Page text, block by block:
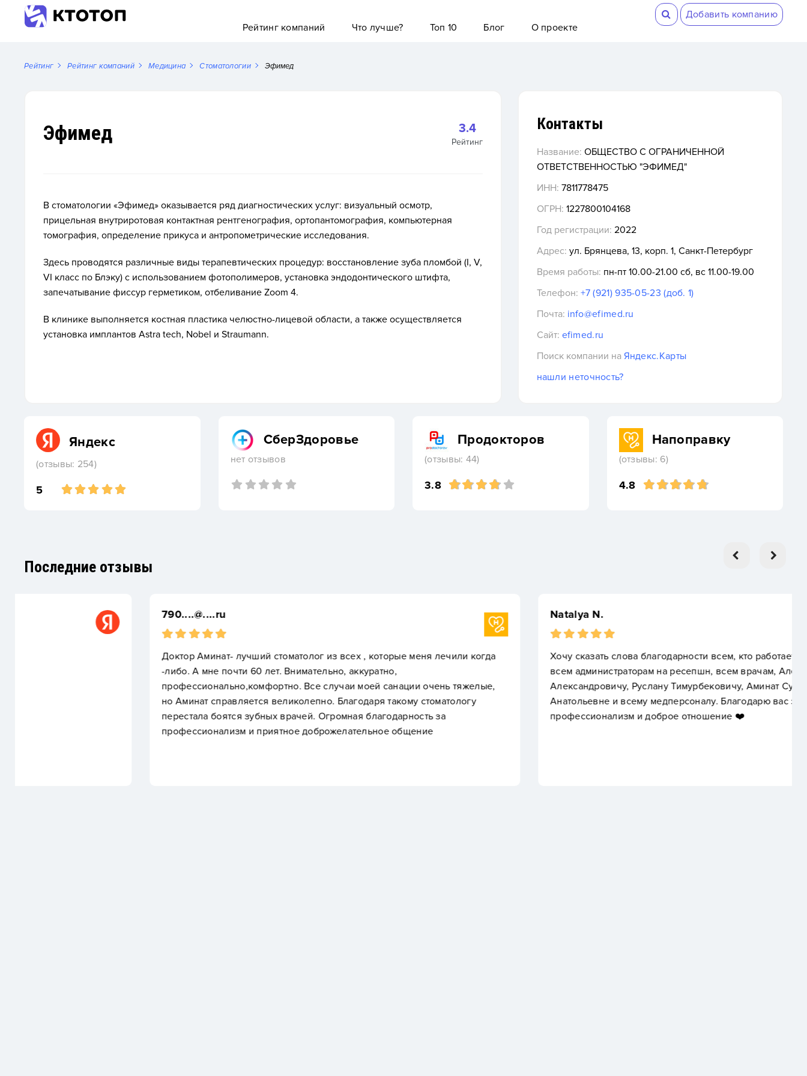
Добавить компанию
Рейтинг компаний
Что лучше? Топ 10 Блог О проекте
Рейтинг Рейтинг компаний Медицина Стоматологии Эфимед
Эфимед 3.4
Рейтинг
В стоматологии «Эфимед» оказывается ряд диагностических услуг: визуальный осмотр,
прицельная внутриротовая контактная рентгенография, ортопантомография, компьютерная
томография, определение прикуса и антропометрические исследования.
Здесь проводятся различные виды терапевтических процедур: восстановление зуба пломбой (I, V,
VI класс по Блэку) с использованием фотополимеров, установка эндодонтического штифта,
запечатывание фиссур герметиком, отбеливание Zoom 4.
В клинике выполняется костная пластика челюстно-лицевой области, а также осуществляется
установка имплантов Astra tech, Nobel и Straumann.
Контакты
Название: ОБЩЕСТВО С ОГРАНИЧЕННОЙ
ОТВЕТСТВЕННОСТЬЮ "ЭФИМЕД"
ИНН: 7811778475
ОГРН: 1227800104168
Год регистрации: 2022
Адрес: ул. Брянцева, 13, корп. 1, Санкт-Петербург
Время работы: пн-пт 10.00-21.00 сб, вс 11.00-19.00
Телефон: +7 (921) 935-05-23 (доб. 1)
Почта: info@efimed.ru
Сайт: efimed.ru
Поиск компании на Яндекс.Карты
нашли неточность?
Яндекс
(отзывы: 254)
5
СберЗдоровье
нет отзывов
Продокторов
(отзывы: 44)
3.8
Напоправку
(отзывы: 6)
4.8
Последние отзывы
790....@....ru
Доктор Аминат- лучший стоматолог из всех , которые меня лечили когда
-либо. А мне почти 60 лет. Внимательно, аккуратно,
профессионально,комфортно. Все случаи моей санации очень тяжелые,
но Аминат справляется великолепно. Благодаря такому стоматологу
перестала боятся зубных врачей. Огромная благодарность за
профессионализм и приятное доброжелательное общение
Хочу сказать слова благодарности всем, кто работает в клинике Эфимед,
всем администраторам на ресепшн, всем врачам, Александру
Александровичу, Руслану Тимурбековичу, Аминат Султангериевне, Елене
Анатольевне и всему медперсоналу. Благодарю вас за ваш
профессионализм и доброе отношение ❤️